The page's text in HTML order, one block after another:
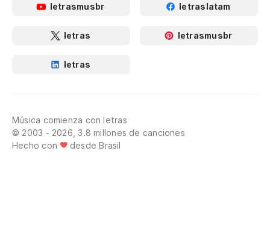
letrasmusbr letraslatam
letras letrasmusbr
letras
Música comienza con letras
© 2003 - 2026, 3.8 millones de canciones
Hecho con
desde Brasil